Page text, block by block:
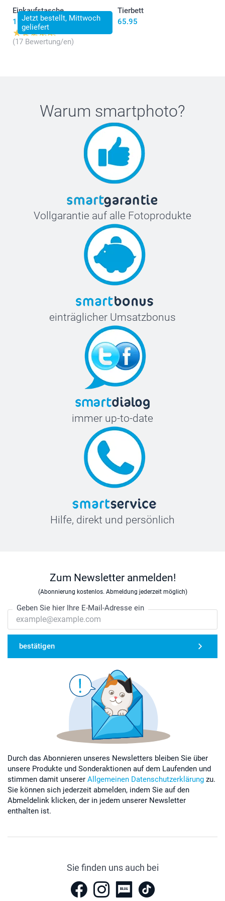
Jetzt bestellt, Mittwoch
geliefert
Einkaufstasche
16.95
(17 Bewertung/en)
Tierbett
65.95
Warum smartphoto?
Vollgarantie auf alle Fotoprodukte
einträglicher Umsatzbonus
immer up-to-date
Hilfe, direkt und persönlich
Zum Newsletter anmelden!
(Abonnierung kostenlos. Abmeldung jederzeit möglich)
Geben Sie hier Ihre E-Mail-Adresse ein
bestätigen
Durch das Abonnieren unseres Newsletters bleiben Sie über
unsere Produkte und Sonderaktionen auf dem Laufenden und
stimmen damit unserer Allgemeinen Datenschutzerklärung zu.
Sie können sich jederzeit abmelden, indem Sie auf den
Abmeldelink klicken, der in jedem unserer Newsletter
enthalten ist.
Sie finden uns auch bei